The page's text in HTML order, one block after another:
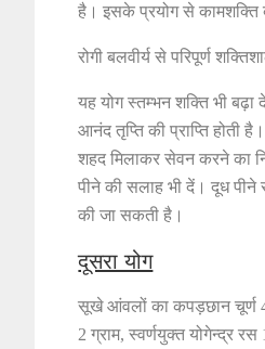
है। इसके प्रयोग से कामशक्ति
रोगी बलवीर्य से परिपूर्ण
यह योग स्तम्भन शक्ति भी
आनंद तृप्ति की प्राप्ति होती
शहद मिलाकर सेवन करने का
पीने की सलाह भी दें। दूध
की जा सकती है।
दूसरा योग
सूखे आंवलों का कपड़छान चूर्ण 4
2 ग्राम, स्वर्णयुक्त योगेन्द्र रस